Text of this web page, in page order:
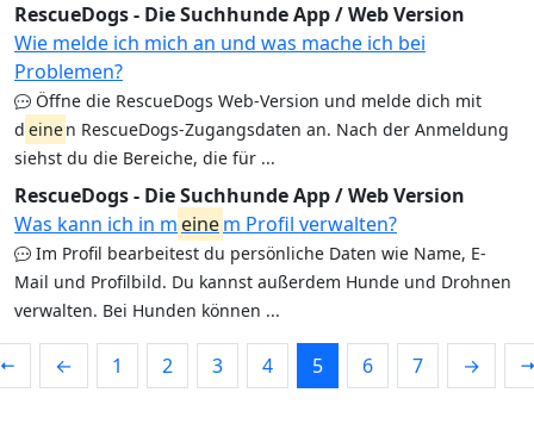
RescueDogs - Die Suchhunde App / Web Version
Wie melde ich mich an und was mache ich bei
Problemen?
Öffne die RescueDogs Web-Version und melde dich mit
d einen RescueDogs-Zugangsdaten an. Nach der Anmeldung
siehst du die Bereiche, die für ...
RescueDogs - Die Suchhunde App / Web Version
Was kann ich in m einem Profil verwalten?
Im Profil bearbeitest du persönliche Daten wie Name, E-
Mail und Profilbild. Du kannst außerdem Hunde und Drohnen
verwalten. Bei Hunden können ...
← 1 2 3 4 5 6 7 →